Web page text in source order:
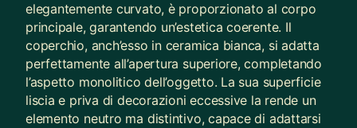
elegantemente curvato, è proporzionato al corpo
principale, garantendo un’estetica coerente. Il
coperchio, anch’esso in ceramica bianca, si adatta
perfettamente all’apertura superiore, completando
l’aspetto monolitico dell’oggetto. La sua superficie
liscia e priva di decorazioni eccessive la rende un
elemento neutro ma distintivo, capace di adattarsi